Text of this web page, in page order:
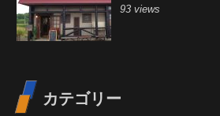
93 views
カテゴリー